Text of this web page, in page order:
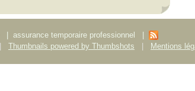
assurance temporaire professionnel
Thumbnails powered by Thumbshots Mentions